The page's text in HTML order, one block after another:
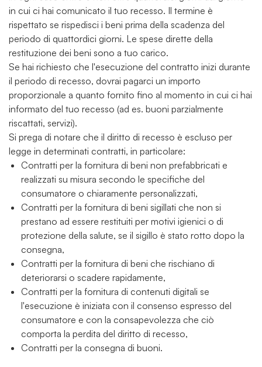
in cui ci hai comunicato il tuo recesso. Il termine è
rispettato se rispedisci i beni prima della scadenza del
periodo di quattordici giorni. Le spese dirette della
restituzione dei beni sono a tuo carico.
Se hai richiesto che l'esecuzione del contratto inizi durante
il periodo di recesso, dovrai pagarci un importo
proporzionale a quanto fornito fino al momento in cui ci hai
informato del tuo recesso (ad es. buoni parzialmente
riscattati, servizi).
Si prega di notare che il diritto di recesso è escluso per
legge in determinati contratti, in particolare:
Contratti per la fornitura di beni non prefabbricati e
realizzati su misura secondo le specifiche del
consumatore o chiaramente personalizzati,
Contratti per la fornitura di beni sigillati che non si
prestano ad essere restituiti per motivi igienici o di
protezione della salute, se il sigillo è stato rotto dopo la
consegna,
Contratti per la fornitura di beni che rischiano di
deteriorarsi o scadere rapidamente,
Contratti per la fornitura di contenuti digitali se
l'esecuzione è iniziata con il consenso espresso del
consumatore e con la consapevolezza che ciò
comporta la perdita del diritto di recesso,
Contratti per la consegna di buoni.